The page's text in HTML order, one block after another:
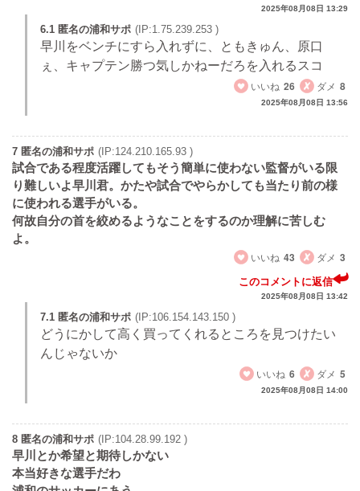
2025年08月08日 13:29
6.1 匿名の浦和サポ (IP:1.75.239.253 )
早川をベンチにすら入れずに、ともきゅん、原口
ぇ、キャプテン勝つ気しかねーだろを入れるスコ
いいね 26 ダメ 8
2025年08月08日 13:56
7 匿名の浦和サポ (IP:124.210.165.93 )
試合である程度活躍してもそう簡単に使わない監督がいる限
り難しいよ早川君。かたや試合でやらかしても当たり前の様
に使われる選手がいる。
何故自分の首を絞めるようなことをするのか理解に苦しむ
よ。
いいね 43 ダメ 3
このコメントに返信
2025年08月08日 13:42
7.1 匿名の浦和サポ (IP:106.154.143.150 )
どうにかして高く買ってくれるところを見つけたい
んじゃないか
いいね 6 ダメ 5
2025年08月08日 14:00
8 匿名の浦和サポ (IP:104.28.99.192 )
早川とか希望と期待しかない
本当好きな選手だわ